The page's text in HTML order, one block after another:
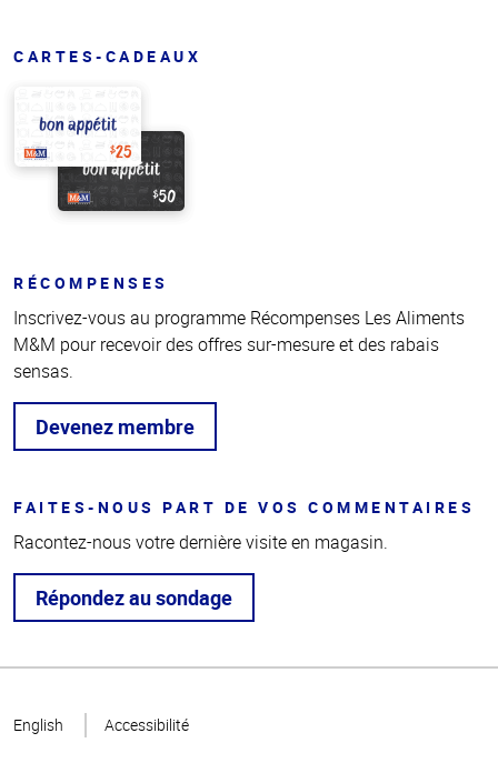
CARTES-CADEAUX
RÉCOMPENSES
Inscrivez-vous au programme Récompenses Les Aliments
M&M pour recevoir des offres sur-mesure et des rabais
sensas.
Devenez membre
FAITES-NOUS PART DE VOS COMMENTAIRES
Racontez-nous votre dernière visite en magasin.
Répondez au sondage
page
English Accessibilité